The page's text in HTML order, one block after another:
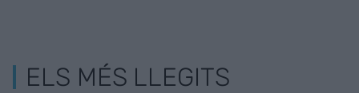
ELS MÉS LLEGITS